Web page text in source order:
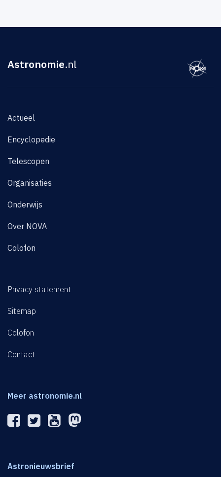
Astronomie.nl
Actueel
Encyclopedie
Telescopen
Organisaties
Onderwijs
Over NOVA
Colofon
Privacy statement
Sitemap
Colofon
Contact
Meer astronomie.nl
Astronieuwsbrief